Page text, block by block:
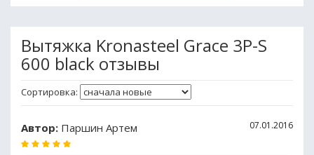
Вытяжка Kronasteel Grace 3P-S
600 black отзывы
Сортировка:
Автор: Паршин Артем 07.01.2016